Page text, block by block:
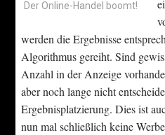
Der Online-Handel boomt!
werden die Ergebnisse
Algorithmus gereiht. Sind
Anzahl in der Anzeige
aber noch lange nicht
Ergebnisplatzierung. Dies ist
nun mal schließlich keine